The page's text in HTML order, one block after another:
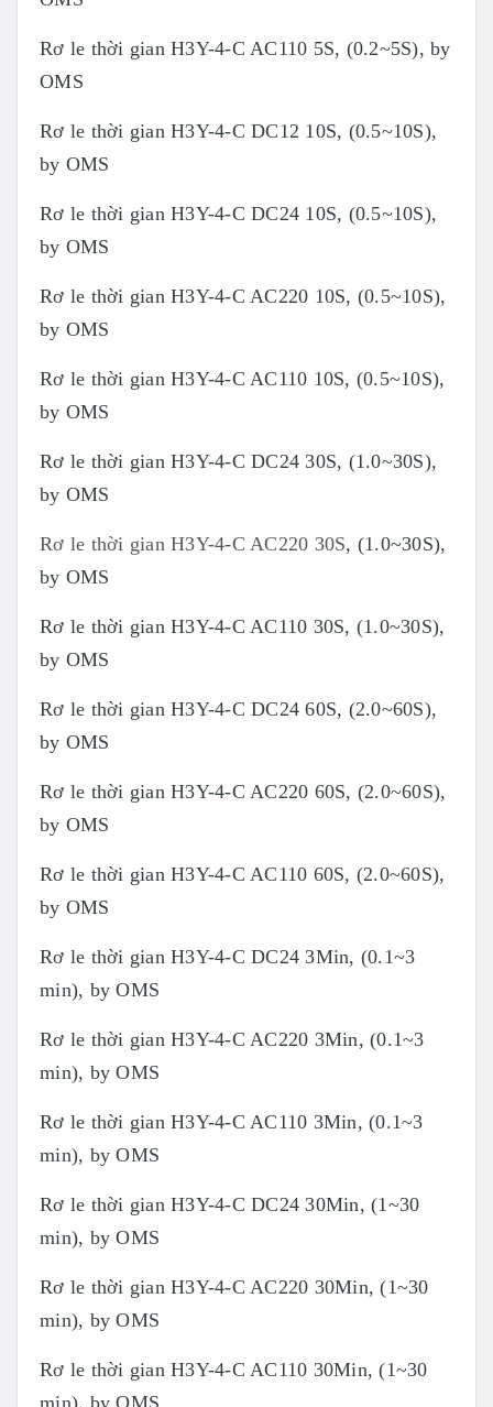
Rơ le thời gian H3Y-4-C AC110 5S, (0.2~5S), by
OMS
Rơ le thời gian H3Y-4-C DC12 10S, (0.5~10S),
by OMS
Rơ le thời gian H3Y-4-C DC24 10S, (0.5~10S),
by OMS
Rơ le thời gian H3Y-4-C AC220 10S, (0.5~10S),
by OMS
Rơ le thời gian H3Y-4-C AC110 10S, (0.5~10S),
by OMS
Rơ le thời gian H3Y-4-C DC24 30S, (1.0~30S),
by OMS
Rơ le thời gian H3Y-4-C AC220 30S, (1.0~30S),
by OMS
Rơ le thời gian H3Y-4-C AC110 30S, (1.0~30S),
by OMS
Rơ le thời gian H3Y-4-C DC24 60S, (2.0~60S),
by OMS
Rơ le thời gian H3Y-4-C AC220 60S, (2.0~60S),
by OMS
Rơ le thời gian H3Y-4-C AC110 60S, (2.0~60S),
by OMS
Rơ le thời gian H3Y-4-C DC24 3Min, (0.1~3
min), by OMS
Rơ le thời gian H3Y-4-C AC220 3Min, (0.1~3
min), by OMS
Rơ le thời gian H3Y-4-C AC110 3Min, (0.1~3
min), by OMS
Rơ le thời gian H3Y-4-C DC24 30Min, (1~30
min), by OMS
Rơ le thời gian H3Y-4-C AC220 30Min, (1~30
min), by OMS
Rơ le thời gian H3Y-4-C AC110 30Min, (1~30
min), by OMS